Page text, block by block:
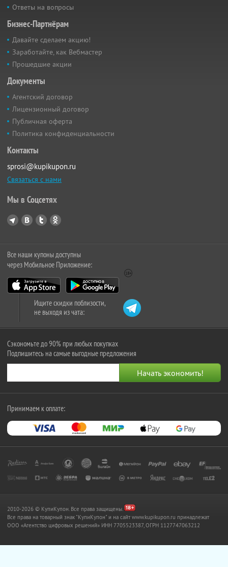
Ответы на вопросы
Бизнес-Партнёрам
Давайте сделаем акцию!
Заработайте, как Вебмастер
Прошедшие акции
Документы
Агентский договор
Лицензионный договор
Публичная оферта
Политика конфиденциальности
Контакты
sprosi@kupikupon.ru
Связаться с нами
Мы в Соцсетях
Все наши купоны доступны
через Мобильное Приложение:
Ищите скидки поблизости,
не выходя из чата:
Сэкономьте до 90% при любых покупках
Подпишитесь на самые выгодные предложения
Принимаем к оплате:
2010-2026 © КупиКупон. Все права защищены.
Все права на товарный знак "КупиКупон" и на сайт www.kupikupon.ru принадлежат
OOO «Агентство цифровых решений» ИНН 7705523387, ОГРН 1127747063212